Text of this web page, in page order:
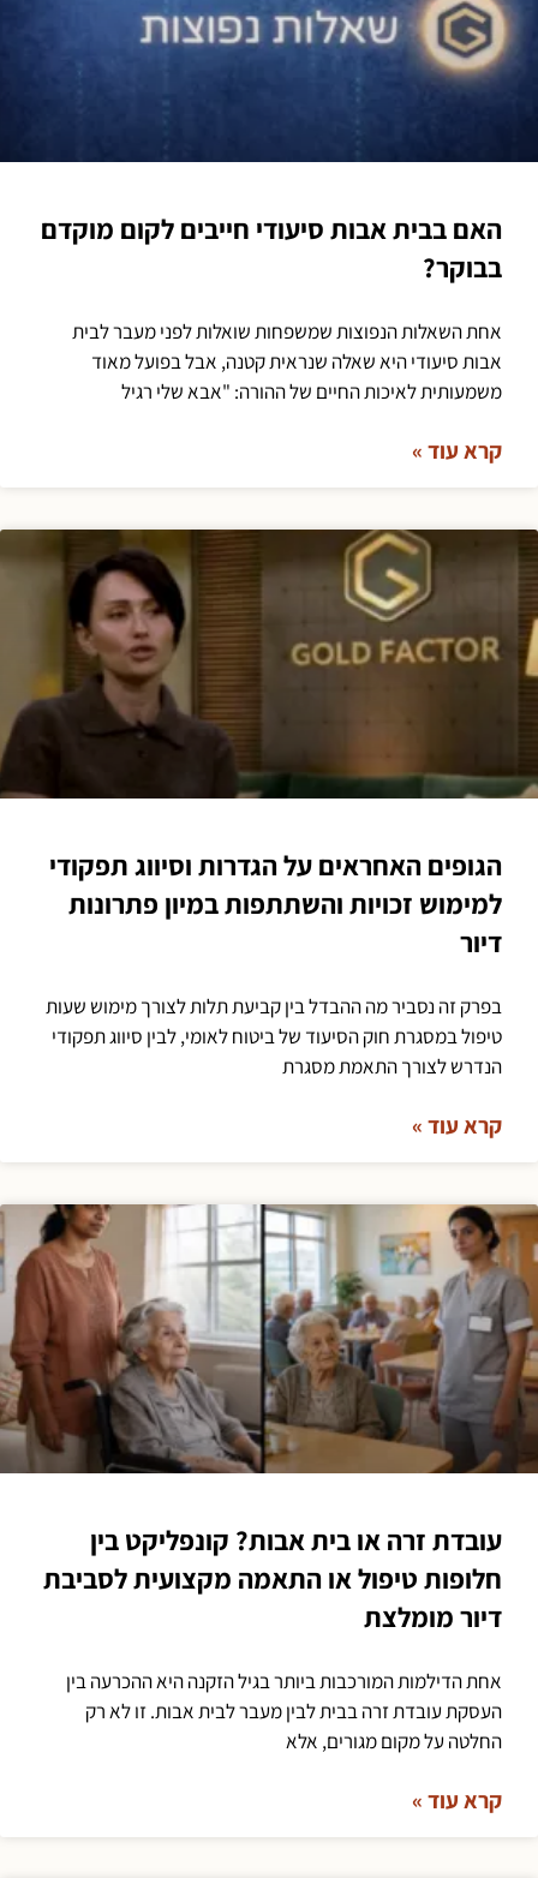
האם בבית אבות סיעודי חייבים לקום מוקדם
בבוקר?
אחת השאלות הנפוצות שמשפחות שואלות לפני מעבר לבית
אבות סיעודי היא שאלה שנראית קטנה, אבל בפועל מאוד
משמעותית לאיכות החיים של ההורה: "אבא שלי רגיל
קרא עוד »
הגופים האחראים על הגדרות וסיווג תפקודי
למימוש זכויות והשתתפות במיון פתרונות
דיור
בפרק זה נסביר מה ההבדל בין קביעת תלות לצורך מימוש שעות
טיפול במסגרת חוק הסיעוד של ביטוח לאומי, לבין סיווג תפקודי
הנדרש לצורך התאמת מסגרת
קרא עוד »
עובדת זרה או בית אבות? קונפליקט בין
חלופות טיפול או התאמה מקצועית לסביבת
דיור מומלצת
אחת הדילמות המורכבות ביותר בגיל הזקנה היא ההכרעה בין
העסקת עובדת זרה בבית לבין מעבר לבית אבות. זו לא רק
החלטה על מקום מגורים, אלא
קרא עוד »